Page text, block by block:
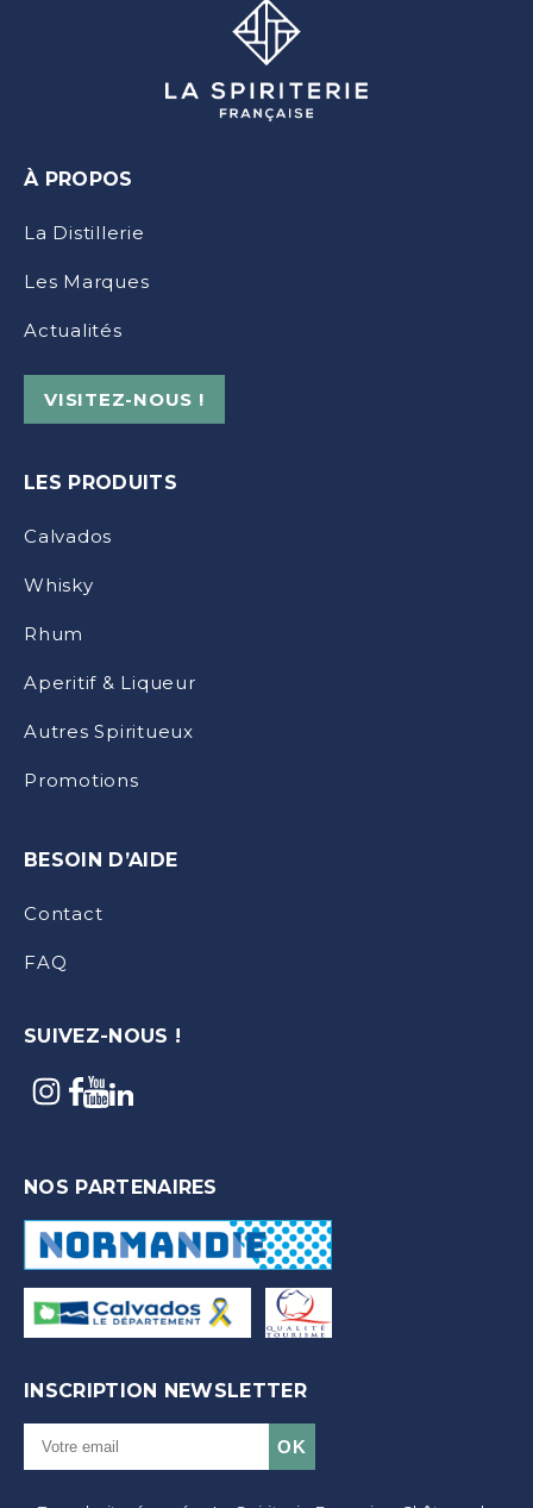
À PROPOS
La Distillerie
Les Marques
Actualités
VISITEZ-NOUS !
LES PRODUITS
Calvados
Whisky
Rhum
Aperitif & Liqueur
Autres Spiritueux
Promotions
BESOIN D’AIDE
Contact
FAQ
SUIVEZ-NOUS !
NOS PARTENAIRES
INSCRIPTION NEWSLETTER